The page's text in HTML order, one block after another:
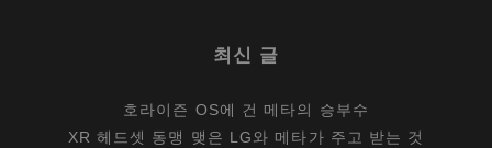
최신 글
호라이즌 OS에 건 메타의 승부수
XR 헤드셋 동맹 맺은 LG와 메타가 주고 받는 것